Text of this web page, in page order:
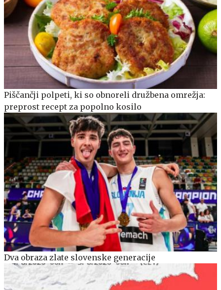
Piščančji polpeti, ki so obnoreli družbena omrežja:
preprost recept za popolno kosilo
Dva obraza zlate slovenske generacije